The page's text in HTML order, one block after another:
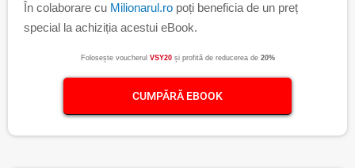
În colaborare cu Milionarul.ro poți beneficia de un preț
special la achiziția acestui eBook.
Folosește voucherul VSY20 și profită de reducerea de 20%
CUMPĂRĂ EBOOK